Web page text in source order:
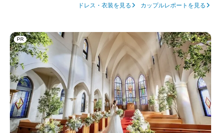
ドレス・衣装を見る カップルレポートを見る
PR